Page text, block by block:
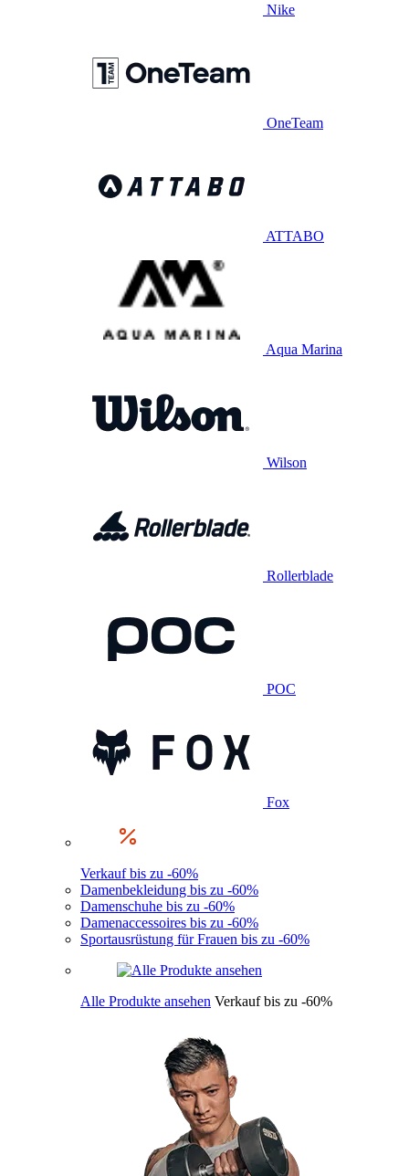
Nike
OneTeam
ATTABO
Aqua Marina
Wilson
Rollerblade
POC
Fox
Verkauf bis zu -60%
Damenbekleidung bis zu -60%
Damenschuhe bis zu -60%
Damenaccessoires bis zu -60%
Sportausrüstung für Frauen bis zu -60%
Alle Produkte ansehen Verkauf bis zu -60%